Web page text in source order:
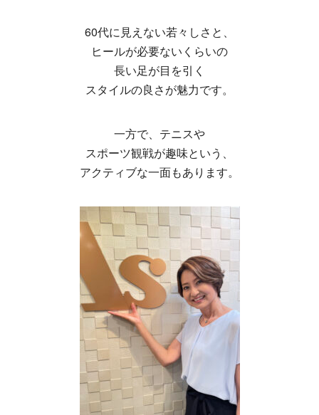
60代に見えない若々しさと、
ヒールが必要ないくらいの
長い足が目を引く
スタイルの良さが魅力です。
一方で、テニスや
スポーツ観戦が趣味という、
アクティブな一面もあります。